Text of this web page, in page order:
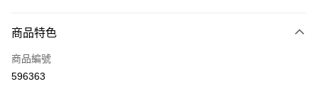
信用卡
Apple Pay
商品特色
商品編號
596363